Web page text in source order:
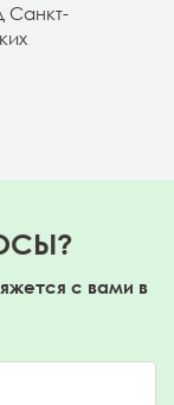
Санкт-
с вами в